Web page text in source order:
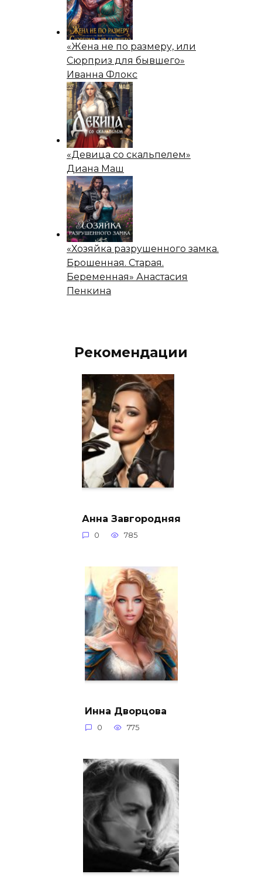
«Жена не по размеру, или
Сюрприз для бывшего»
Иванна Флокс
«Девица со скальпелем»
Диана Маш
«Хозяйка разрушенного замка.
Брошенная. Старая.
Беременная» Анастасия
Пенкина
Рекомендации
Анна Завгородняя
0 785
Инна Дворцова
0 775